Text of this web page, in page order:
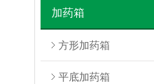
加药箱
方形加药箱
平底加药箱